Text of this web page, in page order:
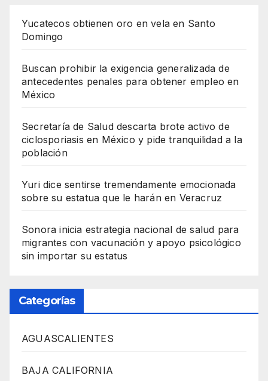
Yucatecos obtienen oro en vela en Santo
Domingo
Buscan prohibir la exigencia generalizada de
antecedentes penales para obtener empleo en
México
Secretaría de Salud descarta brote activo de
ciclosporiasis en México y pide tranquilidad a la
población
Yuri dice sentirse tremendamente emocionada
sobre su estatua que le harán en Veracruz
Sonora inicia estrategia nacional de salud para
migrantes con vacunación y apoyo psicológico
sin importar su estatus
Categorías
AGUASCALIENTES
BAJA CALIFORNIA